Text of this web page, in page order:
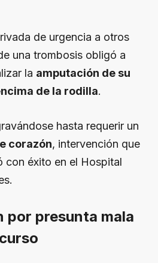
de urgencia a otros
una trombosis obligó a
la amputación de su
de la rodilla.
hasta requerir un
corazón, intervención que
con éxito en el Hospital
por presunta mala